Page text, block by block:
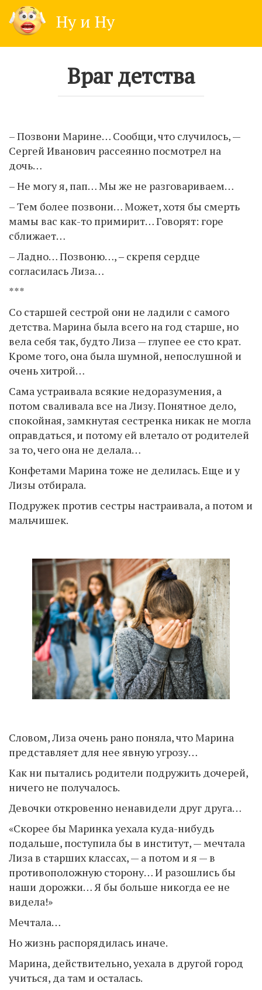
content
Ну и Ну
Враг детства
– Позвони Марине… Сообщи, что случилось, —
Сергей Иванович рассеянно посмотрел на
дочь…
– Не могу я, пап… Мы же не разговариваем…
– Тем более позвони… Может, хотя бы смерть
мамы вас как-то примирит… Говорят: горе
сближает…
– Ладно… Позвоню…, ‒ скрепя сердце
согласилась Лиза…
***
Со старшей сестрой они не ладили с самого
детства. Марина была всего на год старше, но
вела себя так, будто Лиза — глупее ее сто крат.
Кроме того, она была шумной, непослушной и
очень хитрой…
Сама устраивала всякие недоразумения, а
потом сваливала все на Лизу. Понятное дело,
спокойная, замкнутая сестренка никак не могла
оправдаться, и потому ей влетало от родителей
за то, чего она не делала…
Конфетами Марина тоже не делилась. Еще и у
Лизы отбирала.
Подружек против сестры настраивала, а потом и
мальчишек.
Словом, Лиза очень рано поняла, что Марина
представляет для нее явную угрозу…
Как ни пытались родители подружить дочерей,
ничего не получалось.
Девочки откровенно ненавидели друг друга…
«Скорее бы Маринка уехала куда-нибудь
подальше, поступила бы в институт, — мечтала
Лиза в старших классах, — а потом и я — в
противоположную сторону… И разошлись бы
наши дорожки… Я бы больше никогда ее не
видела!»
Мечтала…
Но жизнь распорядилась иначе.
Марина, действительно, уехала в другой город
учиться, да там и осталась.